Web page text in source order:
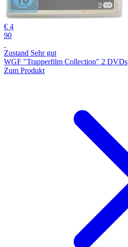
€ 4
90
Zustand Sehr gut
WGF "Trapperfilm Collection" 2 DVDs
Zum Produkt